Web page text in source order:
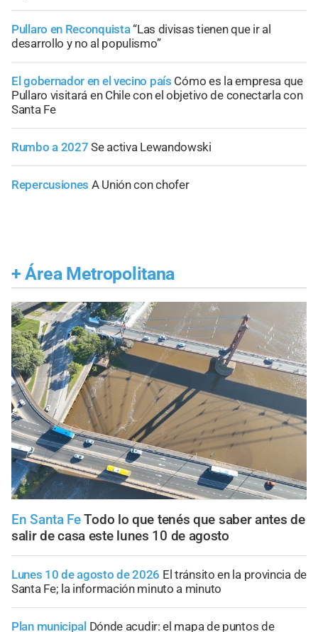
Pullaro en Reconquista“Las divisas tienen que ir al
desarrollo y no al populismo”
El gobernador en el vecino país Cómo es la empresa que
Pullaro visitará en Chile con el objetivo de conectarla con
Santa Fe
Rumbo a 2027 Se activa Lewandowski
Repercusiones A Unión con chofer
+ Área Metropolitana
En Santa FeTodo lo que tenés que saber antes de
salir de casa este lunes 10 de agosto
Lunes 10 de agosto de 2026 El tránsito en la provincia de
Santa Fe; la información minuto a minuto
Plan municipal Dónde acudir: el mapa de puntos de